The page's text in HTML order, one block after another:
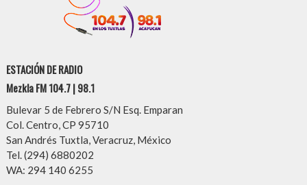
ESTACIÓN DE RADIO
Mezkla FM 104.7 | 98.1
Bulevar 5 de Febrero S/N Esq. Emparan
Col. Centro, CP 95710
San Andrés Tuxtla, Veracruz, México
Tel. (294) 6880202
WA: 294 140 6255